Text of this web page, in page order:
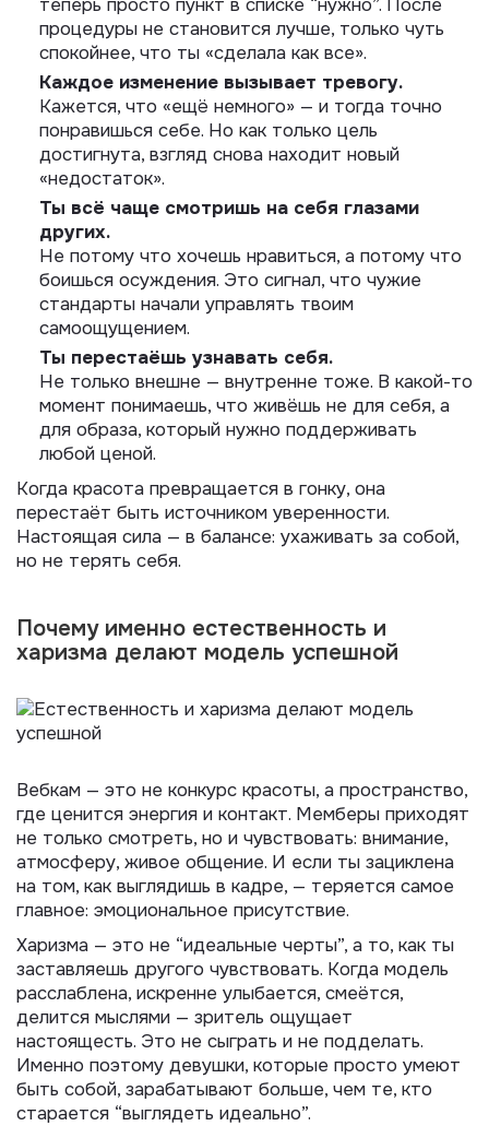
теперь просто пункт в списке “нужно”. После
процедуры не становится лучше, только чуть
спокойнее, что ты «сделала как все».
Каждое изменение вызывает тревогу.
Кажется, что «ещё немного» — и тогда точно
понравишься себе. Но как только цель
достигнута, взгляд снова находит новый
«недостаток».
Ты всё чаще смотришь на себя глазами
других.
Не потому что хочешь нравиться, а потому что
боишься осуждения. Это сигнал, что чужие
стандарты начали управлять твоим
самоощущением.
Ты перестаёшь узнавать себя.
Не только внешне — внутренне тоже. В какой-то
момент понимаешь, что живёшь не для себя, а
для образа, который нужно поддерживать
любой ценой.
Когда красота превращается в гонку, она
перестаёт быть источником уверенности.
Настоящая сила — в балансе: ухаживать за собой,
но не терять себя.
Почему именно естественность и
харизма делают модель успешной
Вебкам — это не конкурс красоты, а пространство,
где ценится энергия и контакт. Мемберы приходят
не только смотреть, но и чувствовать: внимание,
атмосферу, живое общение. И если ты зациклена
на том, как выглядишь в кадре, — теряется самое
главное: эмоциональное присутствие.
Харизма — это не “идеальные черты”, а то, как ты
заставляешь другого чувствовать. Когда модель
расслаблена, искренне улыбается, смеётся,
делится мыслями — зритель ощущает
настоящесть. Это не сыграть и не подделать.
Именно поэтому девушки, которые просто умеют
быть собой, зарабатывают больше, чем те, кто
старается “выглядеть идеально”.